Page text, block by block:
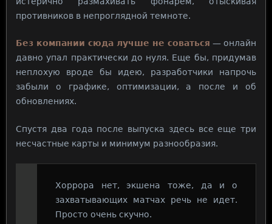
противников в непроглядной темноте.
Без компании сюда лучше не соваться — онлайн
давно упал практически до нуля. Еще бы, придумав
неплохую вроде бы идею, разработчики напрочь
забыли о графике, оптимизации, а после и об
обновлениях.
Спустя два года после выпуска здесь все еще три
несчастные карты и минимум разнообразия.
Хоррора нет, экшена тоже, да и о
захватывающих матчах речь не идет.
Просто очень скучно.